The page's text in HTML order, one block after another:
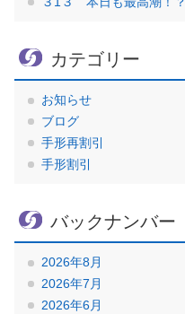
カテゴリー
お知らせ
ブログ
手形再割引
手形割引
バックナンバー
2026年8月
2026年7月
2026年6月